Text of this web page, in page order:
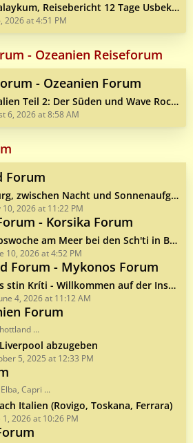
Reisebericht 12 Tage Usbekistan im April 2026
2026 at 4:51 PM
- Ozeanien Reiseforum
- Ozeanien Forum
2: Der Süden und Wave Rock im Inneren des Bundesstaates
6, 2026 at 8:58 AM
Forum
zwischen Nacht und Sonnenaufgang
10, 2026 at 11:22 PM
- Korsika Forum
am Meer bei den Sch'ti in Bray-Dunes
10, 2026 at 4:52 PM
Forum - Mykonos Forum
Kríti - Willkommen auf der Insel Kreta
4, 2026 at 11:12 AM
Forum
...
abzugeben
5, 2025 at 12:33 PM
Capri ...
Italien (Rovigo, Toskana, Ferrara)
1, 2026 at 10:26 PM